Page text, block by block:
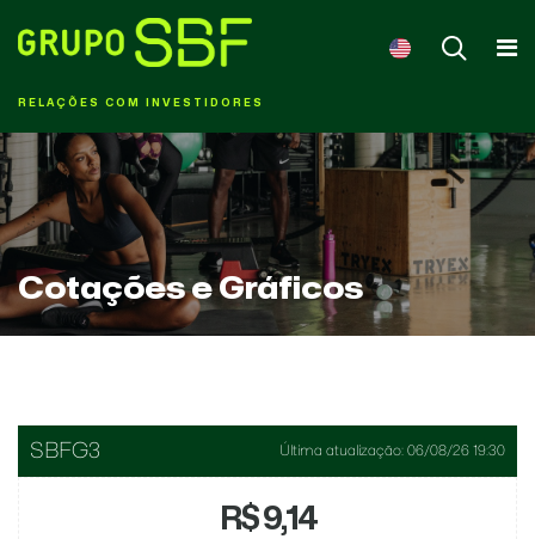
RELAÇÕES COM INVESTIDORES
Cotações e Gráficos
SBFG3 Última atualização: 06/08/26 19:30
R$ 9,14